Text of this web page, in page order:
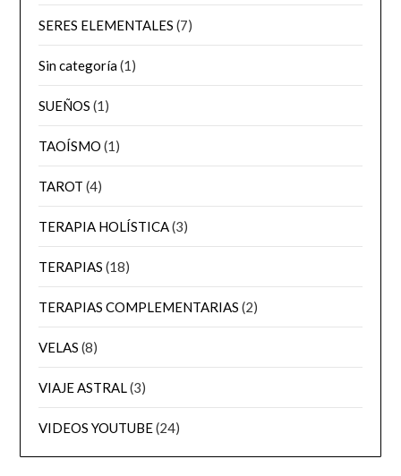
SERES ELEMENTALES (7)
Sin categoría(1)
SUEÑOS (1)
TAOÍSMO (1)
TAROT (4)
TERAPIA HOLÍSTICA(3)
TERAPIAS (18)
TERAPIAS COMPLEMENTARIAS (2)
VELAS (8)
VIAJE ASTRAL(3)
VIDEOS YOUTUBE(24)